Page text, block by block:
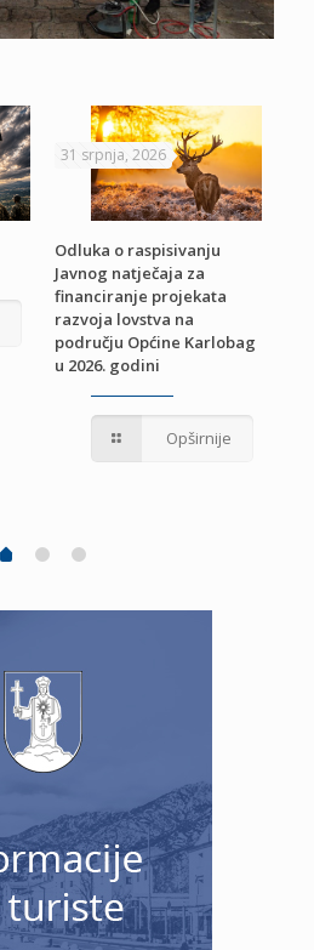
31 srpnja, 2026
Odluka o raspisivanju
Javnog natječaja za
financiranje projekata
razvoja lovstva na
području Općine Karlobag
u 2026. godini
Opširnije